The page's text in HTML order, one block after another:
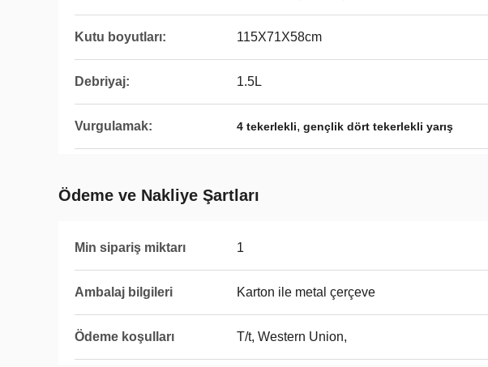
Kutu boyutları: 115X71X58cm
Debriyaj: 1.5L
Vurgulamak: 4 tekerlekli, gençlik dört tekerlekli yarış
Ödeme ve Nakliye Şartları
Min sipariş miktarı 1
Ambalaj bilgileri Karton ile metal çerçeve
Ödeme koşulları T/t, Western Union,